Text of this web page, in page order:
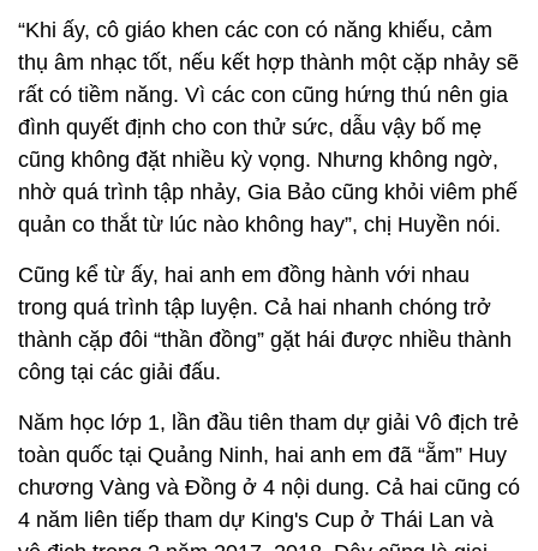
“Khi ấy, cô giáo khen các con có năng khiếu, cảm
thụ âm nhạc tốt, nếu kết hợp thành một cặp nhảy sẽ
rất có tiềm năng. Vì các con cũng hứng thú nên gia
đình quyết định cho con thử sức, dẫu vậy bố mẹ
cũng không đặt nhiều kỳ vọng. Nhưng không ngờ,
nhờ quá trình tập nhảy, Gia Bảo cũng khỏi viêm phế
quản co thắt từ lúc nào không hay”, chị Huyền nói.
Cũng kể từ ấy, hai anh em đồng hành với nhau
trong quá trình tập luyện. Cả hai nhanh chóng trở
thành cặp đôi “thần đồng” gặt hái được nhiều thành
công tại các giải đấu.
Năm học lớp 1, lần đầu tiên tham dự giải Vô địch trẻ
toàn quốc tại Quảng Ninh, hai anh em đã “ẵm” Huy
chương Vàng và Đồng ở 4 nội dung. Cả hai cũng có
4 năm liên tiếp tham dự King's Cup ở Thái Lan và